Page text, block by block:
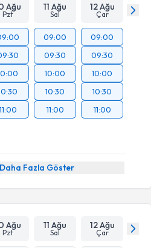
Ağu
Pzt
11 Ağu
Sal
12 Ağu
Çar
11:00
09:00
09:30
10:00
10:30
11:00
09:00
09:30
10:00
10:30
11:00
Daha Fazla Göster
Ağu
Pzt
11 Ağu
Sal
12 Ağu
Çar